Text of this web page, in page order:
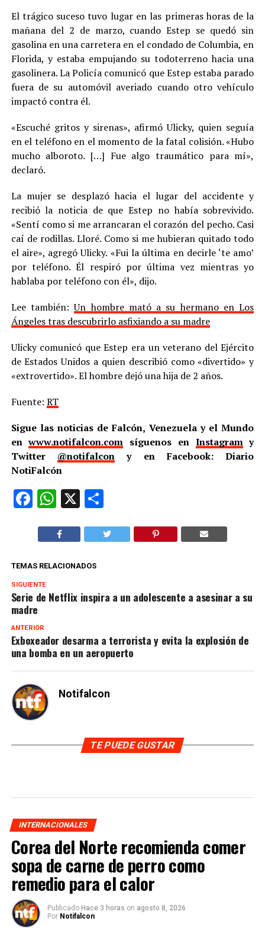
El trágico suceso tuvo lugar en las primeras horas de la
mañana del 2 de marzo, cuando Estep se quedó sin
gasolina en una carretera en el condado de Columbia, en
Florida, y estaba empujando su todoterreno hacia una
gasolinera. La Policía comunicó que Estep estaba parado
fuera de su automóvil averiado cuando otro vehículo
impactó contra él.
«Escuché gritos y sirenas», afirmó Ulicky, quien seguía
en el teléfono en el momento de la fatal colisión. «Hubo
mucho alboroto. […] Fue algo traumático para mí»,
declaró.
La mujer se desplazó hacia el lugar del accidente y
recibió la noticia de que Estep no había sobrevivido.
«Sentí como si me arrancaran el corazón del pecho. Casi
caí de rodillas. Lloré. Como si me hubieran quitado todo
el aire», agregó Ulicky. «Fui la última en decirle ‘te amo’
por teléfono. Él respiró por última vez mientras yo
hablaba por teléfono con él», dijo.
Lee también:Un hombre mató a su hermano en Los
Ángeles tras descubrirlo asfixiando a su madre
Ulicky comunicó que Estep era un veterano del Ejército
de Estados Unidos a quien describió como «divertido» y
«extrovertido». El hombre dejó una hija de 2 años.
Fuente: RT
Sigue las noticias de Falcón, Venezuela y el Mundo
enwww.notifalcon.com síguenos en Instagramy
Twitter @notifalcon y en Facebook: Diario
NotiFalcón
Facebook
WhatsApp
X Compartir
TEMAS RELACIONADOS
SIGUIENTE
Serie de Netflix inspira a un adolescente a asesinar a su
madre
ANTERIOR
Exboxeador desarma a terrorista y evita la explosión de
una bomba en un aeropuerto
Notifalcon
TE PUEDE GUSTAR
INTERNACIONALES
Corea del Norte recomienda comer
sopa de carne de perro como
remedio para el calor
Publicado Hace 3 horas on agosto 8, 2026
Por Notifalcon